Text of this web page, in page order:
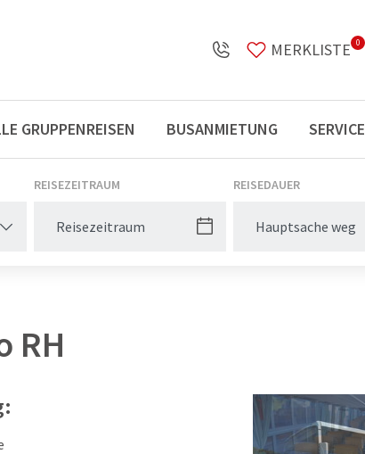
Öffnungszeiten
MERKLISTE 0
GRUPPENREISEN BUSANMIETUNG SERVICE
REISEZEITRAUM REISEDAUER
Hauptsache weg
RH